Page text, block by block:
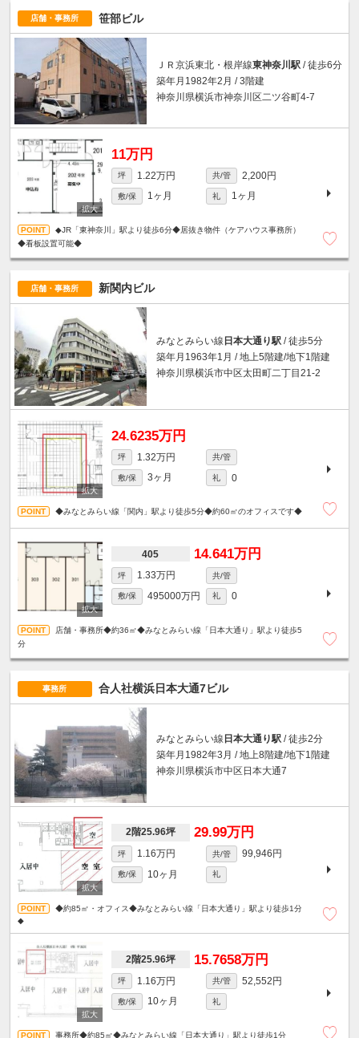
店舗・事務所 笹部ビル
ＪＲ京浜東北・根岸線東神奈川駅 / 徒歩6分
築年月1982年2月 / 3階建
神奈川県横浜市神奈川区二ツ谷町4-7
11万円
坪 1.22万円 共/管 2,200円
敷/保 1ヶ月 礼 1ヶ月
◆JR「東神奈川」駅より徒歩6分◆居抜き物件（ケアハウス事務所）
◆看板設置可能◆
店舗・事務所 新関内ビル
みなとみらい線 日本大通り駅 / 徒歩5分
築年月1963年1月 / 地上5階建/地下1階建
神奈川県横浜市中区太田町二丁目21-2
24.6235万円
坪 1.32万円 共/管
敷/保 3ヶ月 礼 0
◆みなとみらい線「関内」駅より徒歩5分◆約60㎡のオフィスです◆
405 14.641万円
坪 1.33万円 共/管
敷/保 495000万円 礼 0
店舗・事務所◆約36㎡◆みなとみらい線「日本大通り」駅より徒歩5
分
事務所 合人社横浜日本大通7ビル
みなとみらい線 日本大通り駅 / 徒歩2分
築年月1982年3月 / 地上8階建/地下1階建
神奈川県横浜市中区日本大通7
2階25.96坪 29.99万円
坪 1.16万円 共/管 99,946円
敷/保 10ヶ月 礼
◆約85㎡・オフィス◆みなとみらい線「日本大通り」駅より徒歩1分
◆
2階25.96坪 15.7658万円
坪 1.16万円 共/管 52,552円
敷/保 10ヶ月 礼
事務所◆約85㎡◆みなとみらい線「日本大通り」駅より徒歩1分